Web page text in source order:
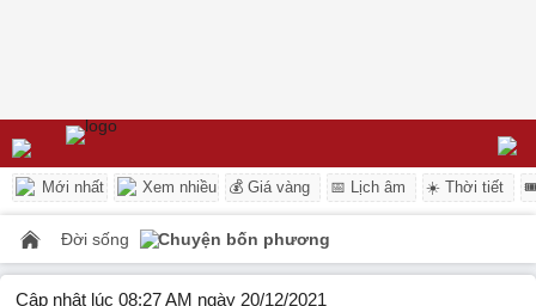
Mới nhất Xem nhiều 💰 Giá vàng 📅 Lịch âm ☀️ Thời tiết
Đời sống Chuyện bốn phương
Cập nhật lúc 08:27 AM ngày 20/12/2021